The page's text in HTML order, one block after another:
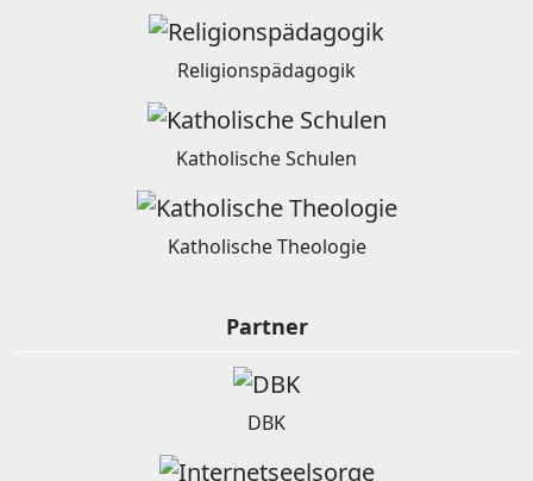
Religionspädagogik
Katholische Schulen
Katholische Theologie
Partner
DBK